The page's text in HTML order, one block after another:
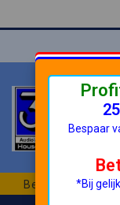
Betrouwbaar en
Bespaar
*Bij